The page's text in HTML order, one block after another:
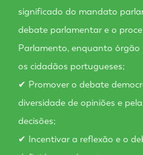
significado do mandato
debate parlamentar e o
Parlamento, enquanto
os cidadãos portugueses;
✔ Promover o debate
diversidade de opiniões e
decisões;
✔ Incentivar a reflexão e o